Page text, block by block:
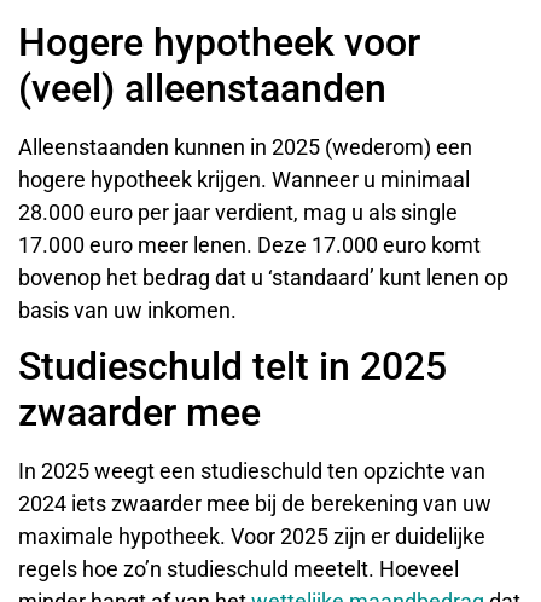
Hogere hypotheek voor
(veel) alleenstaanden
Alleenstaanden kunnen in 2025 (wederom) een
hogere hypotheek krijgen. Wanneer u minimaal
28.000 euro per jaar verdient, mag u als single
17.000 euro meer lenen. Deze 17.000 euro komt
bovenop het bedrag dat u ‘standaard’ kunt lenen op
basis van uw inkomen.
Studieschuld telt in 2025
zwaarder mee
In 2025 weegt een studieschuld ten opzichte van
2024 iets zwaarder mee bij de berekening van uw
maximale hypotheek. Voor 2025 zijn er duidelijke
regels hoe zo’n studieschuld meetelt. Hoeveel